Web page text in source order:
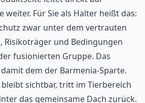
weiter. Für Sie als Halter heißt das:
zwar unter dem vertrauten
Risikoträger und Bedingungen
fusionierten Gruppe. Das
dem der Barmenia-Sparte.
sichtbar, tritt im Tierbereich
das gemeinsame Dach zurück.